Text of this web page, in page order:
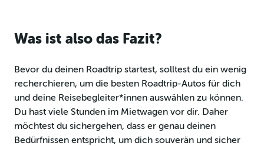
Was ist also das Fazit?
Bevor du deinen Roadtrip startest, solltest du ein wenig
recherchieren, um die besten Roadtrip-Autos für dich
und deine Reisebegleiter*innen auswählen zu können.
Du hast viele Stunden im Mietwagen vor dir. Daher
möchtest du sichergehen, dass er genau deinen
Bedürfnissen entspricht, um dich souverän und sicher